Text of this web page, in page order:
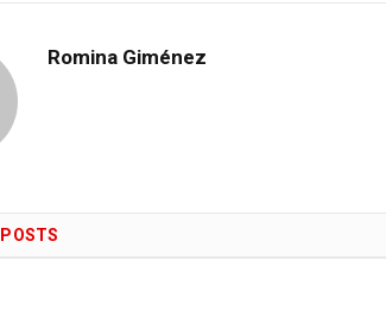
Romina Giménez
POSTS